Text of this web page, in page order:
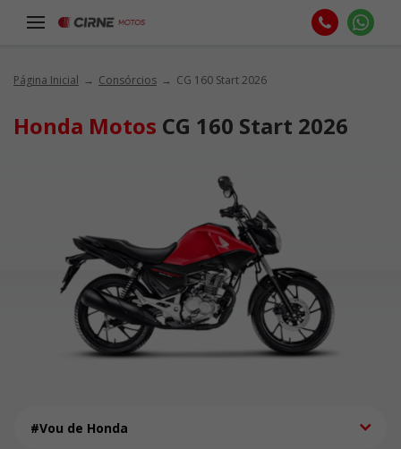
Página Inicial Consórcios CG 160 Start 2026
Honda Motos CG 160 Start 2026
#Vou de Honda